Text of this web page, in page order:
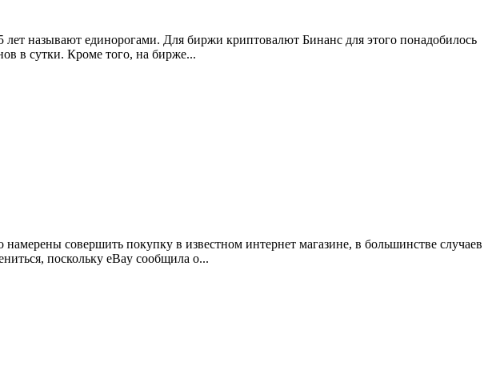
называют единорогами. Для биржи криптовалют Бинанс для этого понадобилось
в сутки. Кроме того, на бирже...
совершить покупку в известном интернет магазине, в большинстве случаев
поскольку eBay сообщила о...